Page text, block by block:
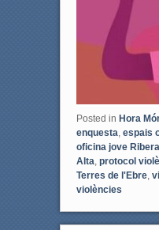
Posted in Hora
enquesta, espais
oficina jove
Alta, protocol
Terres de l'Ebre,
violències